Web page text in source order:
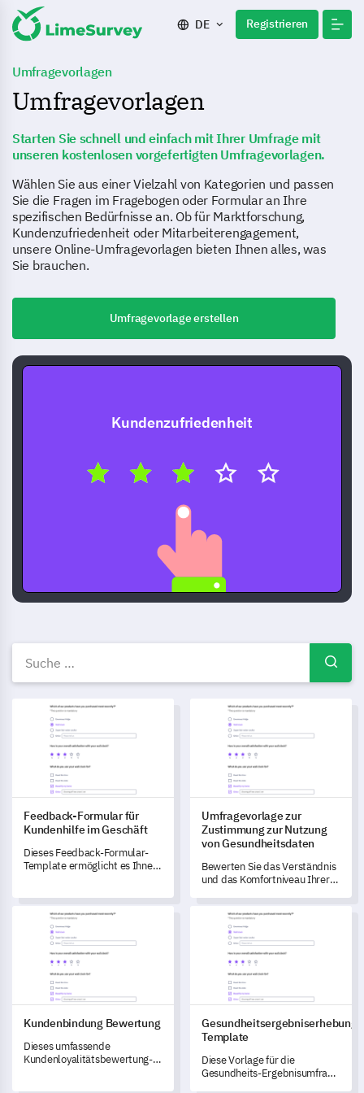
DE Registrieren
Umfragevorlagen
Umfragevorlagen
Starten Sie schnell und einfach mit Ihrer Umfrage mit
unseren kostenlosen vorgefertigten Umfragevorlagen.
Wählen Sie aus einer Vielzahl von Kategorien und passen
Sie die Fragen im Fragebogen oder Formular an Ihre
spezifischen Bedürfnisse an. Ob für Marktforschung,
Kundenzufriedenheit oder Mitarbeiterengagement,
unsere Online-Umfragevorlagen bieten Ihnen alles, was
Sie brauchen.
Umfragevorlage erstellen
Kundenzufriedenheit
Kostenlose
Feedback-Formular für Kundenhilfe im Geschäft
Feedback-Formular für
Kundenhilfe im Geschäft
Dieses Feedback-Formular-
Template ermöglicht es Ihnen,
im Geschäft zu gewinnen und
hilft Ihnen, die
Kundenzufriedenheit
umfassend zu messen.
Umfragevorlage zur
Umfragevorlage zur
Zustimmung zur Nutzung
von Gesundheitsdaten
Bewerten Sie das Verständnis
und das Komfortniveau Ihrer
Nutzung ihrer
Gesundheitsdaten mit dieser
aufschlussreichen Umfrage.
Kundenbindung Bewertung
Kundenbindung Bewertung
Dieses umfassende
Kundenloyalitätsbewertung-
Template
Diese Vorlage für die
Gesundheits-Ergebnisumfrage